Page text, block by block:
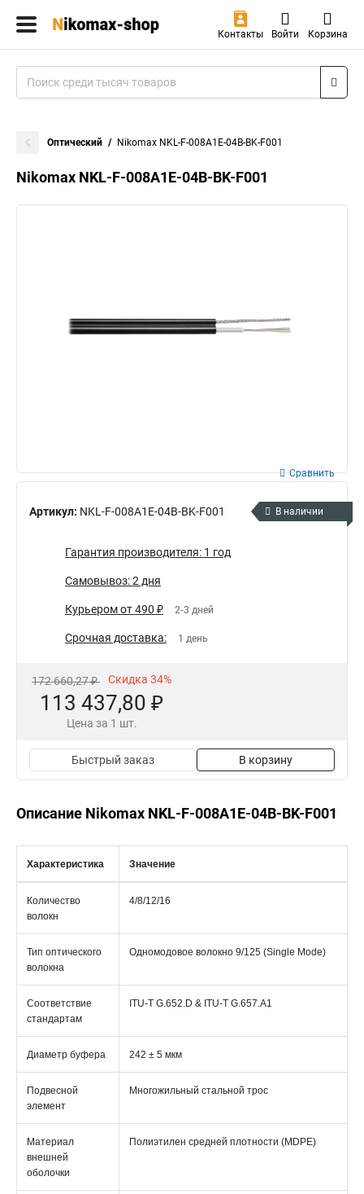
Контакты Войти Корзина
Оптический Nikomax NKL-F-008A1E-04B-BK-F001
Nikomax NKL-F-008A1E-04B-BK-F001
Артикул: NKL-F-008A1E-04B-BK-F001
Сравнить
В наличии
Гарантия производителя: 1 год
Самовывоз: 2 дня
Курьером от 490 ₽ 2-3 дней
Срочная доставка: 1 день
172 660,27 ₽ Скидка 34%
113 437,80 ₽
Цена за 1 шт.
Быстрый заказ В корзину
Описание Nikomax NKL-F-008A1E-04B-BK-F001
Характеристика Значение
Количество
волокн
4/8/12/16
Тип оптического
волокна
Одномодовое волокно 9/125 (Single Mode)
Соответствие
стандартам
ITU-T G.652.D & ITU-T G.657.A1
Диаметр буфера 242 ± 5 мкм
Подвесной
элемент
Многожильный стальной трос
Материал
внешней
оболочки
Полиэтилен средней плотности (MDPE)